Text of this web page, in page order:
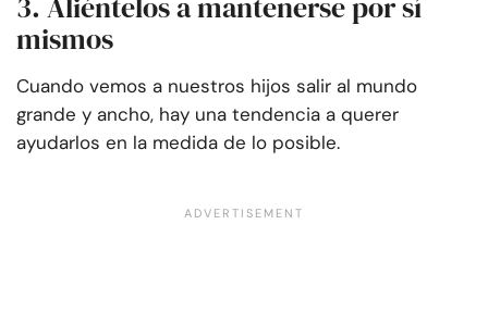
3. Aliéntelos a mantenerse por sí
mismos
Cuando vemos a nuestros hijos salir al mundo
grande y ancho, hay una tendencia a querer
ayudarlos en la medida de lo posible.